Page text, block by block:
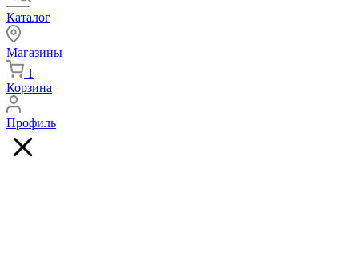
Каталог
Магазины
1
Корзина
Профиль